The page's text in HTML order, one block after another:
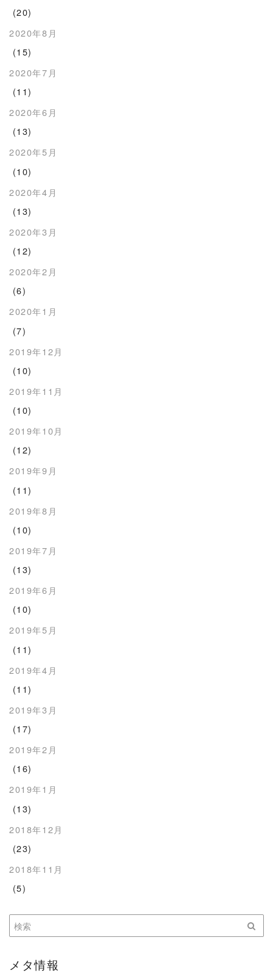
(20)
2020年8月
(15)
2020年7月
(11)
2020年6月
(13)
2020年5月
(10)
2020年4月
(13)
2020年3月
(12)
2020年2月
(6)
2020年1月
(7)
2019年12月
(10)
2019年11月
(10)
2019年10月
(12)
2019年9月
(11)
2019年8月
(10)
2019年7月
(13)
2019年6月
(10)
2019年5月
(11)
2019年4月
(11)
2019年3月
(17)
2019年2月
(16)
2019年1月
(13)
2018年12月
(23)
2018年11月
(5)
メタ情報